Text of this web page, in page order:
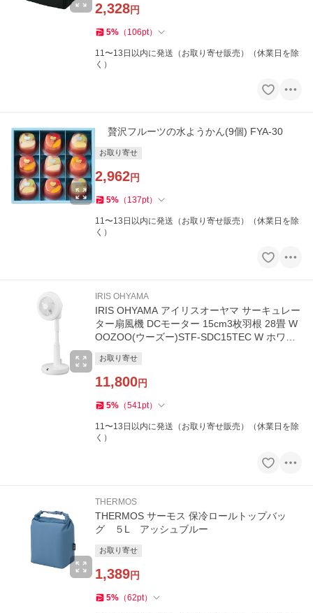
2,328円
5% （ 106pt）
11〜13日以内に発送（お取り寄せ販売）（休業日を除
く）
贅沢フルーツの水ようかん(9個) FYA-30
お取り寄せ
2,962円
5% （ 137pt）
11〜13日以内に発送（お取り寄せ販売）（休業日を除
く）
IRIS OHYAMA
IRIS OHYAMA アイリスオーヤマ サーキュレー
ター扇風機 DCモーター 15cm3枚羽根 28畳 W
OOZOO(ウーズー)STF-SDC15TEC W ホワイ
お取り寄せ
11,800円
5% （541pt）
11〜13日以内に発送（お取り寄せ販売）（休業日を除
く）
THERMOS
THERMOS サーモス 保冷ロールトップバッ
グ ５L アッシュブルー
お取り寄せ
1,389円
5% （62pt）